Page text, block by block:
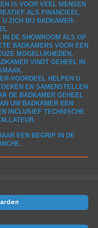
IS VOOR VEEL MENSEN
ALS FINANCIEEL.
ZICH BIJ BADKAMER-
DE SHOWROOM ALS OP
BADKAMERS VOOR EEN
MOGELIJKHEDEN,
VINDT GEHEEL IN
VOORDEEL HELPEN U
EN SAMENSTELLEN
DE BADKAMER GEHEEL
UW BADKAMER EEN
INCLUSIEF TECHNISCHE
INSTALLATEUR.
EEN BEGRIP IN DE